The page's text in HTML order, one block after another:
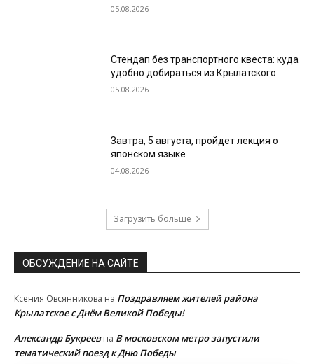
05.08.2026
Стендап без транспортного квеста: куда
удобно добираться из Крылатского
05.08.2026
Завтра, 5 августа, пройдет лекция о
японском языке
04.08.2026
Загрузить больше
ОБСУЖДЕНИЕ НА САЙТЕ
Ксения Овсянникова на Поздравляем жителей района
Крылатское с Днём Великой Победы!
Александр Букреевна В московском метро запустили
тематический поезд к Дню Победы